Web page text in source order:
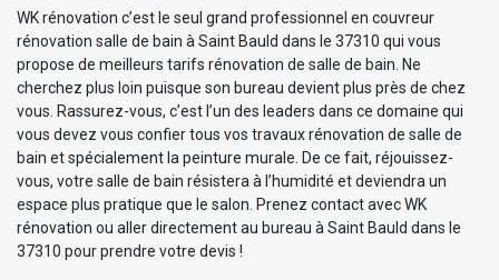
WK rénovation c’est le seul grand professionnel en couvreur
rénovation salle de bain à Saint Bauld dans le 37310 qui vous
propose de meilleurs tarifs rénovation de salle de bain. Ne
cherchez plus loin puisque son bureau devient plus près de chez
vous. Rassurez-vous, c’est l’un des leaders dans ce domaine qui
vous devez vous confier tous vos travaux rénovation de salle de
bain et spécialement la peinture murale. De ce fait, réjouissez-
vous, votre salle de bain résistera à l’humidité et deviendra un
espace plus pratique que le salon. Prenez contact avec WK
rénovation ou aller directement au bureau à Saint Bauld dans le
37310 pour prendre votre devis !